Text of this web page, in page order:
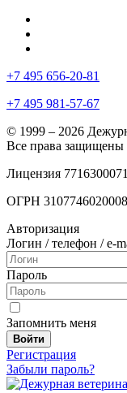
+7 495 656-20-81
+7 495 981-57-67
© 1999 – 2026
Все права защищены
Лицензия
ОГРН
Авторизация
Логин / телефон / e-
Пароль
Запомнить меня
Войти
Регистрация
Забыли пароль?